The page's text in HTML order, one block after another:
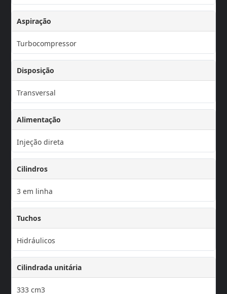
Aspiração
Turbocompressor
Disposição
Transversal
Alimentação
Injeção direta
Cilindros
3 em linha
Tuchos
Hidráulicos
Cilindrada unitária
333 cm3